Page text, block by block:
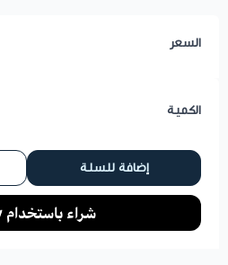
السعر
الكمية
إضافة للسلة